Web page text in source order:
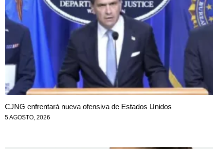
CJNG enfrentará nueva ofensiva de Estados Unidos
5 AGOSTO, 2026